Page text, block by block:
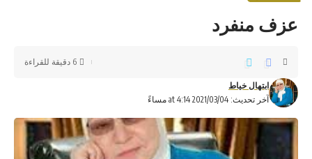
عزف منفرد
آخر تحديث: 2021/03/04 at 4:14 مساءً
ابتهال خياط
6 دقيقة للقراءة